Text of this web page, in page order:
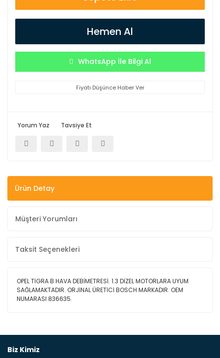
Hemen Al
WhatsApp İle Bilgi Al
Fiyatı Düşünce Haber Ver
Yorum Yaz Tavsiye Et
Ürün Detay
Müşteri Yorumları
Taksit Seçenekleri
OPEL TİGRA B HAVA DEBİMETRESİ. 1.3 DİZEL MOTORLARA UYUM
SAĞLAMAKTADIR. ORJİNAL ÜRETİCİ BOSCH MARKADIR. OEM
NUMARASI 836635.
Biz Kimiz